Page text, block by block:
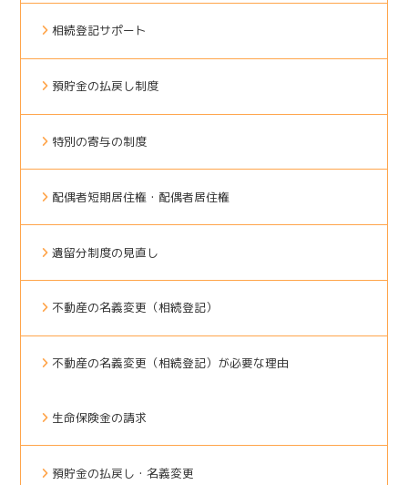
相続登記サポート
預貯金の払戻し制度
特別の寄与の制度
配偶者短期居住権・配偶者居住権
遺留分制度の見直し
不動産の名義変更（相続登記）
不動産の名義変更（相続登記）が必要な理由
生命保険金の請求
預貯金の払戻し・名義変更